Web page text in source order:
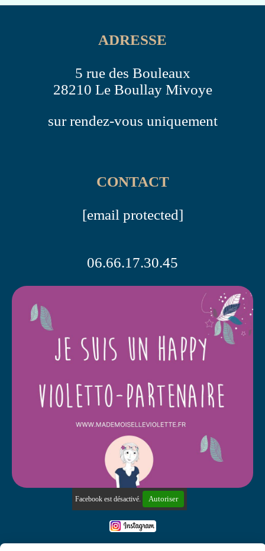
ADRESSE
5 rue des Bouleaux
28210 Le Boullay Mivoye
sur rendez-vous uniquement
CONTACT
[email protected]
06.66.17.30.45
Facebook est désactivé. Autoriser